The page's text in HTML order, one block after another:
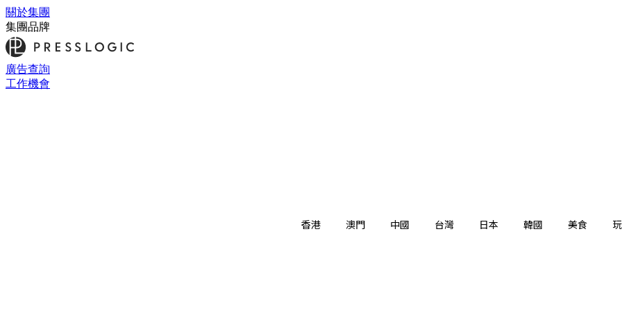
關於集團
集團品牌
廣告查詢
工作機會
香港 澳門 中國 台灣 日本 韓國 美食